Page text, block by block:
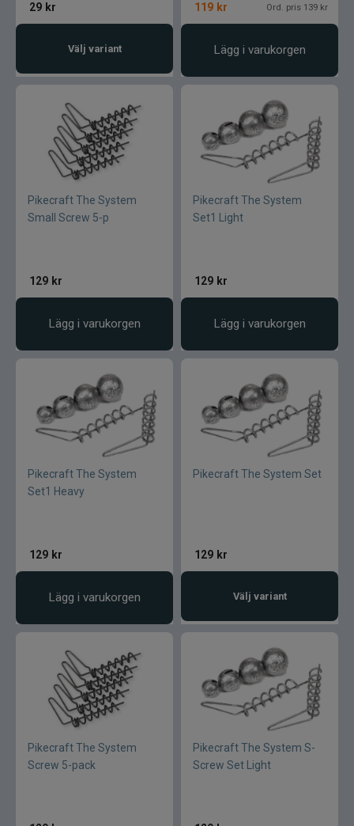
29 kr
Välj variant
119 kr Ord. pris 139 kr
Lägg i varukorgen
Pikecraft The System
Small Screw 5-p
129 kr
Lägg i varukorgen
Pikecraft The System
Set1 Light
129 kr
Lägg i varukorgen
Pikecraft The System
Set1 Heavy
129 kr
Lägg i varukorgen
Pikecraft The System Set
129 kr
Välj variant
Pikecraft The System
Screw 5-pack
Pikecraft The System S-
Screw Set Light